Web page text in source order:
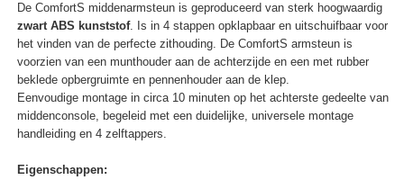
De ComfortS middenarmsteun is geproduceerd van sterk hoogwaardig
zwart ABS kunststof. Is in 4 stappen opklapbaar en uitschuifbaar voor
het vinden van de perfecte zithouding. De ComfortS armsteun is
voorzien van een munthouder aan de achterzijde en een met rubber
beklede opbergruimte en pennenhouder aan de klep.
Eenvoudige montage in circa 10 minuten op het achterste gedeelte van
middenconsole, begeleid met een duidelijke, universele montage
handleiding en 4 zelftappers.
Eigenschappen: